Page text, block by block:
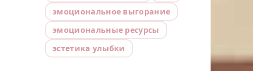
эмоциональное выгорание
эмоциональные ресурсы
эстетика улыбки